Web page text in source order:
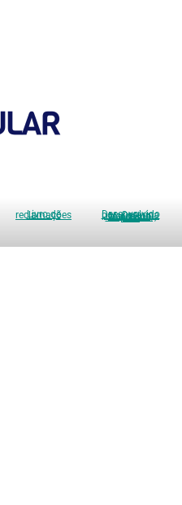
Livro de reclamações Desenvolvido por: Catarina Marcelino, Unipessoal, Lda.